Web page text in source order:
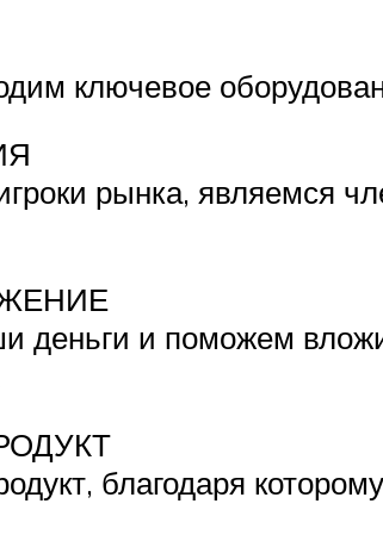
ключевое
рынка, являемся
деньги и поможем
благодаря